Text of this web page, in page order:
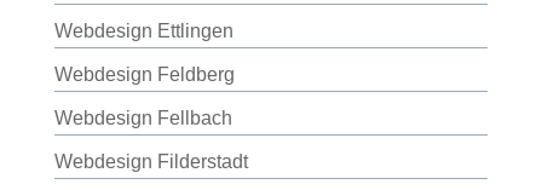
Webdesign Ettlingen
Webdesign Feldberg
Webdesign Fellbach
Webdesign Filderstadt